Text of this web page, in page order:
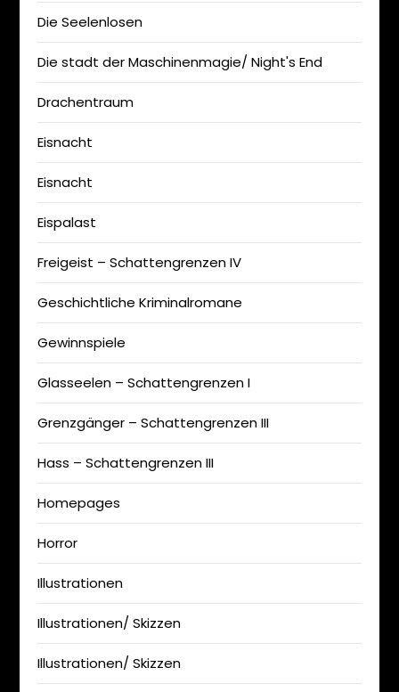
Die Seelenlosen
Die stadt der Maschinenmagie/ Night's End
Drachentraum
Eisnacht
Eisnacht
Eispalast
Freigeist – Schattengrenzen IV
Geschichtliche Kriminalromane
Gewinnspiele
Glasseelen – Schattengrenzen I
Grenzgänger – Schattengrenzen III
Hass – Schattengrenzen III
Homepages
Horror
Illustrationen
Illustrationen/ Skizzen
Illustrationen/ Skizzen